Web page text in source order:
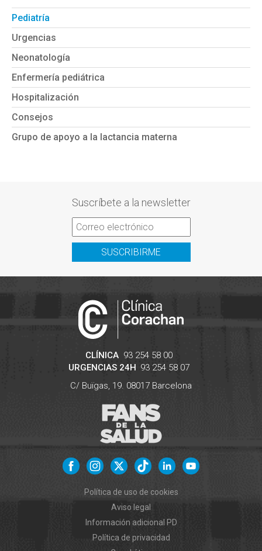
Pediatría
Urgencias
Neonatología
Enfermería pediátrica
Hospitalización
Consejos
Grupo de apoyo a la lactancia materna
Suscríbete a la newsletter
SUSCRIBIRME
CLÍNICA 93 254 58 00
URGENCIAS 24H 93 254 58 07
C/ Buïgas, 19. 08017 Barcelona
Política de uso de cookies
Aviso legal
Información adicional PD
Política de privacidad